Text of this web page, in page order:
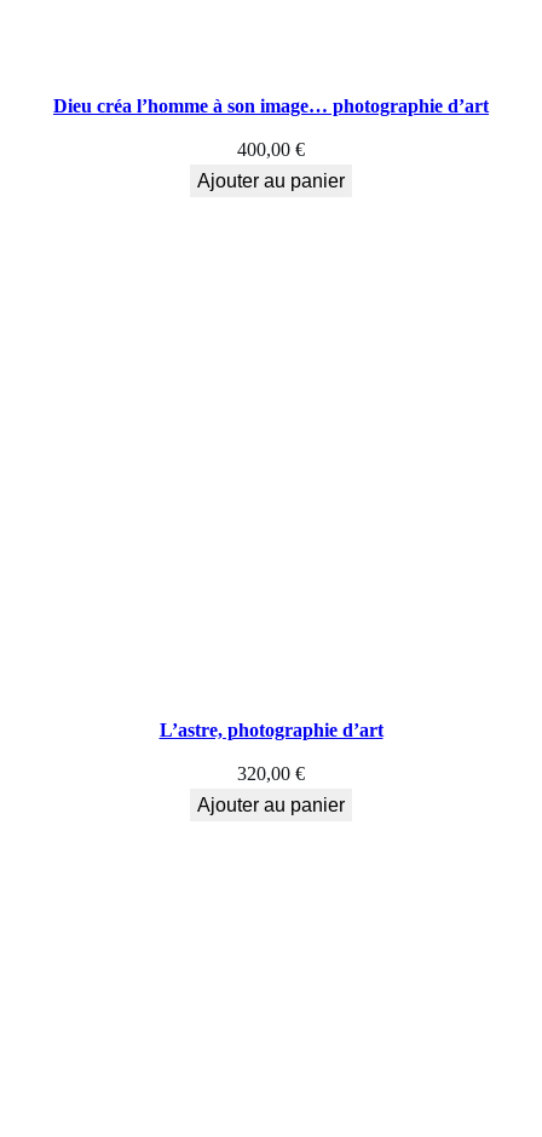
Dieu créa l’homme à son image… photographie d’art
400,00 €
Ajouter au panier
L’astre, photographie d’art
320,00 €
Ajouter au panier